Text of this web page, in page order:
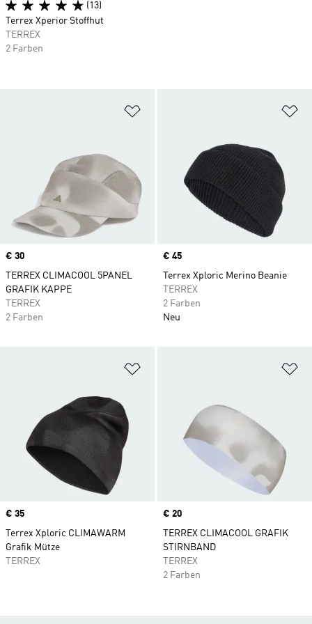
Price
€ 30
TERREX CLIMACOOL 5PANEL
GRAFIK KAPPE
TERREX
2 Farben
Price
€ 45
Terrex Xploric Merino Beanie
TERREX
2 Farben
Neu
Price
€ 35
Terrex Xploric CLIMAWARM
Grafik Mütze
TERREX
Price
€ 20
TERREX CLIMACOOL GRAFIK
STIRNBAND
TERREX
2 Farben
(13)
Terrex Xperior Stoffhut
TERREX
2 Farben